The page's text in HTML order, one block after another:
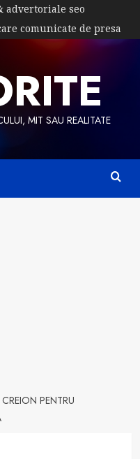
advertoriale seo
comunicate de presa
MIT SAU REALITATE
PENTRU